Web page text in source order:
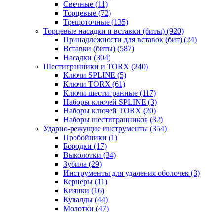
Свечные (11)
Торцевые (72)
Трещоточные (135)
Торцевые насадки и вставки (биты) (920)
Принадлежности для вставок (бит) (24)
Вставки (биты) (587)
Насадки (304)
Шестигранники и TORX (240)
Ключи SPLINE (5)
Ключи TORX (61)
Ключи шестигранные (117)
Наборы ключей SPLINE (3)
Наборы ключей TORX (20)
Наборы шестигранников (32)
Ударно-режущие инструменты (354)
Пробойники (1)
Бородки (17)
Выколотки (34)
Зубила (29)
Инструменты для удаления оболочек (3)
Кернеры (11)
Киянки (16)
Кувалды (44)
Молотки (47)